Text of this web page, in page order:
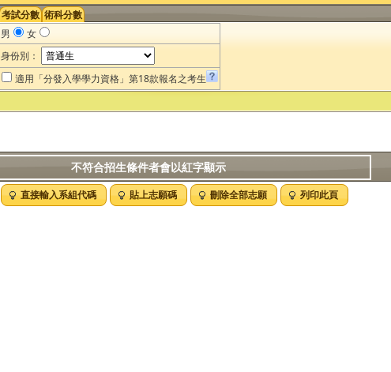
考試分數 術科分數
男
女
身份別：
適用「分發入學學力資格」第18款報名之考生
不符合招生條件者會以紅字顯示
刪除志願請點滑鼠左鍵兩下
直接輸入系組代碼 貼上志願碼 刪除全部志願 列印此頁